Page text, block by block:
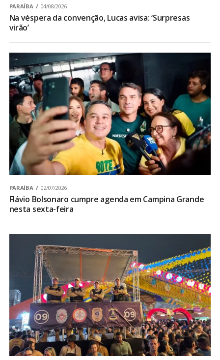
PARAÍBA 04/08/2026
Na véspera da convenção, Lucas avisa: ‘Surpresas
virão’
PARAÍBA 02/07/2026
Flávio Bolsonaro cumpre agenda em Campina Grande
nesta sexta-feira